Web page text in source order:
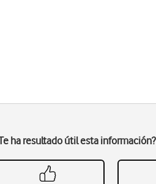
ha resultado útil esta información?